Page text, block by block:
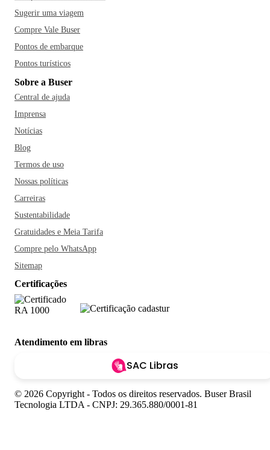
Sugerir uma viagem
Compre Vale Buser
Pontos de embarque
Pontos turísticos
Sobre a Buser
Central de ajuda
Imprensa
Notícias
Blog
Termos de uso
Nossas políticas
Carreiras
Sustentabilidade
Gratuidades e Meia Tarifa
Compre pelo WhatsApp
Sitemap
Certificações
Atendimento em libras
SAC Libras
© 2026 Copyright - Todos os direitos reservados. Buser Brasil
Tecnologia LTDA - CNPJ: 29.365.880/0001-81